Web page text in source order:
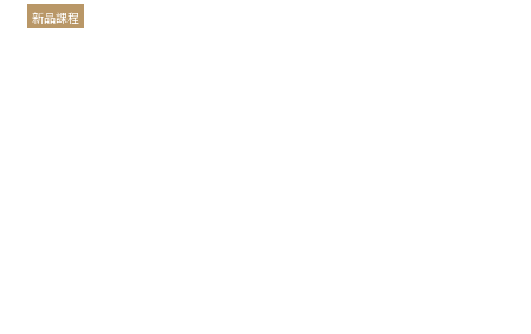
新品課程